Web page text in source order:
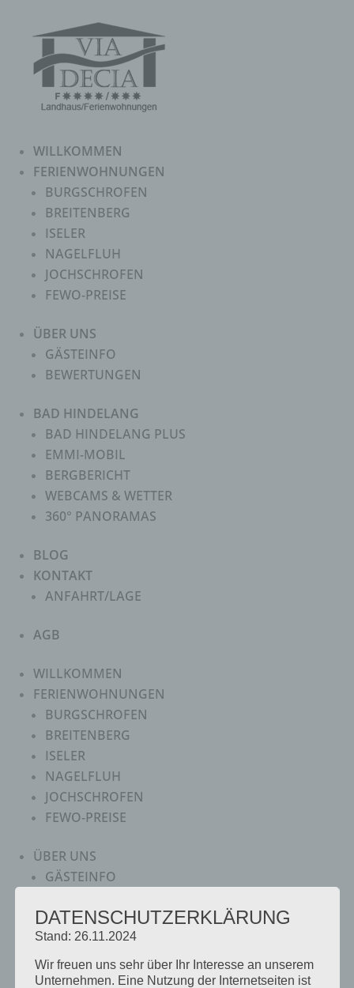
WILLKOMMEN
FERIENWOHNUNGEN
BURGSCHROFEN
BREITENBERG
ISELER
NAGELFLUH
JOCHSCHROFEN
FEWO-PREISE
ÜBER UNS
GÄSTEINFO
BEWERTUNGEN
BAD HINDELANG
BAD HINDELANG PLUS
EMMI-MOBIL
BERGBERICHT
WEBCAMS & WETTER
360° PANORAMAS
BLOG
KONTAKT
ANFAHRT/LAGE
AGB
WILLKOMMEN
FERIENWOHNUNGEN
BURGSCHROFEN
BREITENBERG
ISELER
NAGELFLUH
JOCHSCHROFEN
FEWO-PREISE
ÜBER UNS
GÄSTEINFO
BAD HINDELANG
BAD HINDELANG PLUS
EMMI-MOBIL
DATENSCHUTZERKLÄRUNG
Stand: 26.11.2024
Wir freuen uns sehr über Ihr Interesse an unserem
Unternehmen. Eine Nutzung der Internetseiten ist